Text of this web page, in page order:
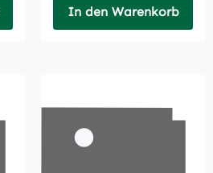
In den Warenkorb